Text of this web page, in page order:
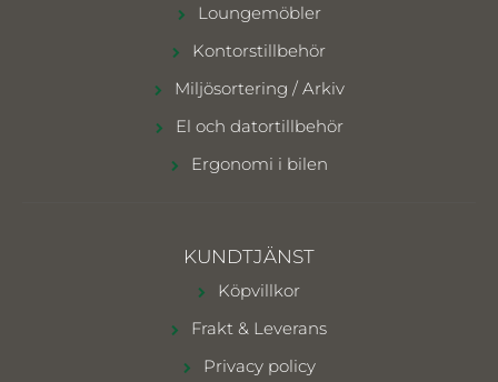
Loungemöbler
Kontorstillbehör
Miljösortering / Arkiv
El och datortillbehör
Ergonomi i bilen
KUNDTJÄNST
Köpvillkor
Frakt & Leverans
Privacy policy